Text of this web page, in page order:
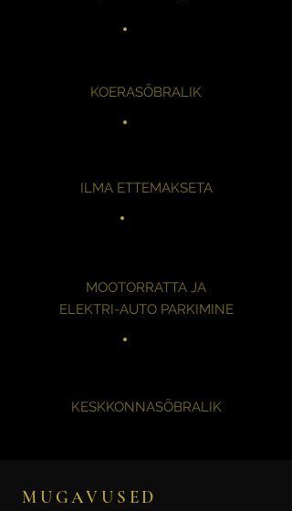
KOERASÕBRALIK
ILMA ETTEMAKSETA
MOOTORRATTA JA
ELEKTRI-AUTO PARKIMINE
KESKKONNASÕBRALIK
MUGAVUSED